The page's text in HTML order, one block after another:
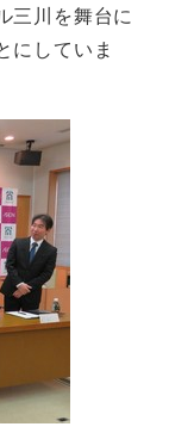
三川を舞台に
にしていま